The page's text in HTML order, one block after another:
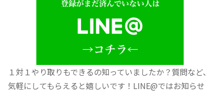
１対１やり取りもできるの知っていましたか？質問など、
気軽にしてもらえると嬉しいです！LINE@ではお知らせ